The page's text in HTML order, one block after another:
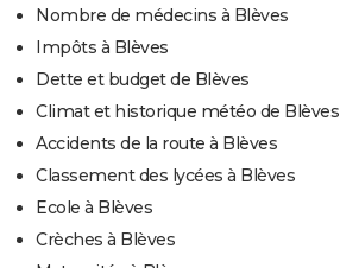
Nombre de médecins à Blèves
Impôts à Blèves
Dette et budget de Blèves
Climat et historique météo de Blèves
Accidents de la route à Blèves
Classement des lycées à Blèves
Ecole à Blèves
Crèches à Blèves